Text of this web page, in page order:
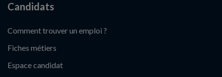
Candidats
Comment trouver un emploi ?
Fiches métiers
Espace candidat